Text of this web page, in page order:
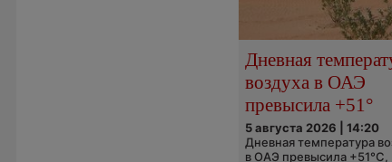
Дневная
воздуха в ОАЭ
превысила +51°
5 августа 2026 | 14:20
Дневная температура
в ОАЭ превысила +51°C,